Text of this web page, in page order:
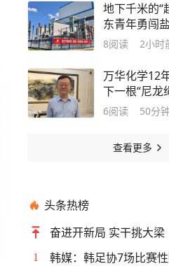
地下千米的“
东青年勇闯
区”| 青春当
8阅读 2小时
万华化学12
下一根“尼龙
6阅读 50分
查看更多
头条热榜
奋进开新局 实干挑大梁
1 韩媒：韩足协7场比赛